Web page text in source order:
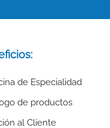
de Especialidad
de productos
al Cliente